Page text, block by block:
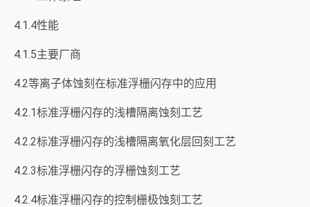
4.1.4性能
4.1.5主要厂商
4.2等离子体蚀刻在标准浮栅闪存中的应用
4.2.1标准浮栅闪存的浅槽隔离蚀刻工艺
4.2.2标准浮栅闪存的浅槽隔离氧化层回刻工艺
4.2.3标准浮栅闪存的浮栅蚀刻工艺
4.2.4标准浮栅闪存的控制栅极蚀刻工艺